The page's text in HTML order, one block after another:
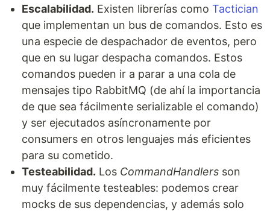
Escalabilidad. Existen librerías como Tactician
que implementan un bus de comandos. Esto es
una especie de despachador de eventos, pero
que en su lugar despacha comandos. Estos
comandos pueden ir a parar a una cola de
mensajes tipo RabbitMQ (de ahí la importancia
de que sea fácilmente serializable el comando)
y ser ejecutados asíncronamente por
consumers en otros lenguajes más eficientes
para su cometido.
Testeabilidad. Los CommandHandlers son
muy fácilmente testeables: podemos crear
mocks de sus dependencias, y además solo